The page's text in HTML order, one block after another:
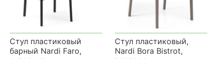
Стул пластиковый
барный Nardi Faro,
Стул пластиковый,
Nardi Bora Bistrot,